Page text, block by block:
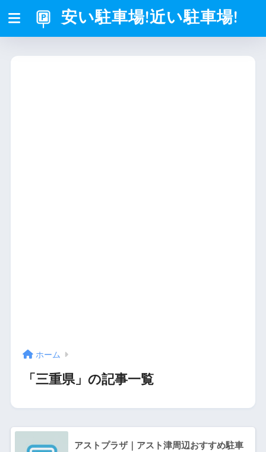
安い駐車場!近い駐車場!
ホーム
「三重県」の記事一覧
アストプラザ｜アスト津周辺おすすめ駐車